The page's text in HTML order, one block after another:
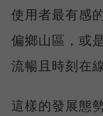
使用者最有感
偏鄉山區，或
流暢且時刻在
這樣的發展態